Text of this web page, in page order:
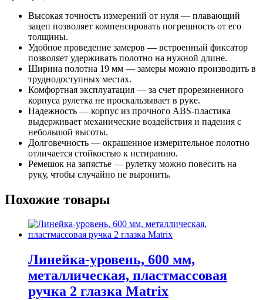
Высокая точность измерений от нуля — плавающий
зацеп позволяет компенсировать погрешность от его
толщины.
Удобное проведение замеров — встроенный фиксатор
позволяет удерживать полотно на нужной длине.
Ширина полотна 19 мм — замеры можно производить в
труднодоступных местах.
Комфортная эксплуатация — за счет прорезиненного
корпуса рулетка не проскальзывает в руке.
Надежность — корпус из прочного ABS-пластика
выдерживает механические воздействия и падения с
небольшой высоты.
Долговечность — окрашенное измерительное полотно
отличается стойкостью к истиранию.
Ремешок на запястье — рулетку можно повесить на
руку, чтобы случайно не выронить.
Похожие товары
Линейка-уровень, 600 мм,
металлическая, пластмассовая
ручка 2 глазка Matrix